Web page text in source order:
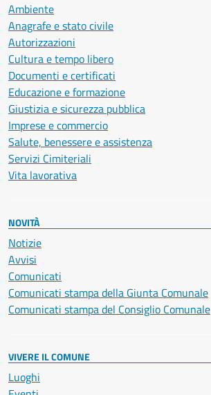
Ambiente
Anagrafe e stato civile
Autorizzazioni
Cultura e tempo libero
Documenti e certificati
Educazione e formazione
Giustizia e sicurezza pubblica
Imprese e commercio
Salute, benessere e assistenza
Servizi Cimiteriali
Vita lavorativa
NOVITÀ
Notizie
Avvisi
Comunicati
Comunicati stampa della Giunta Comunale
Comunicati stampa del Consiglio Comunale
VIVERE IL COMUNE
Luoghi